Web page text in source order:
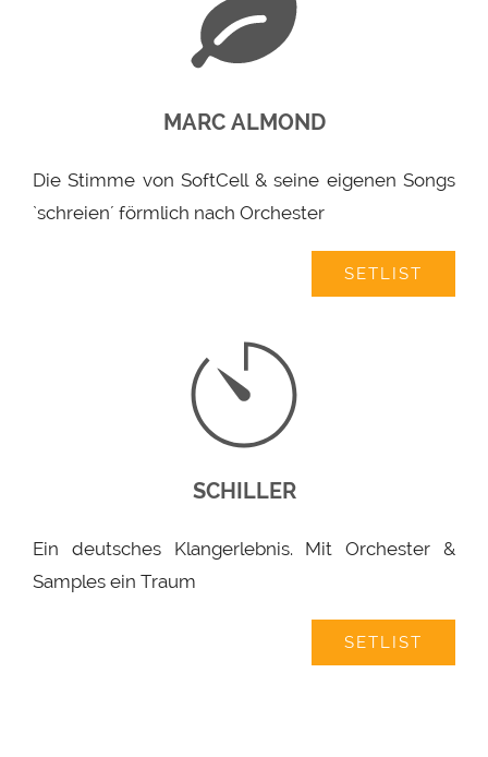
MARC ALMOND
Die Stimme von SoftCell & seine eigenen Songs
`schreien´ förmlich nach Orchester
SETLIST
SCHILLER
Ein deutsches Klangerlebnis. Mit Orchester &
Samples ein Traum
SETLIST